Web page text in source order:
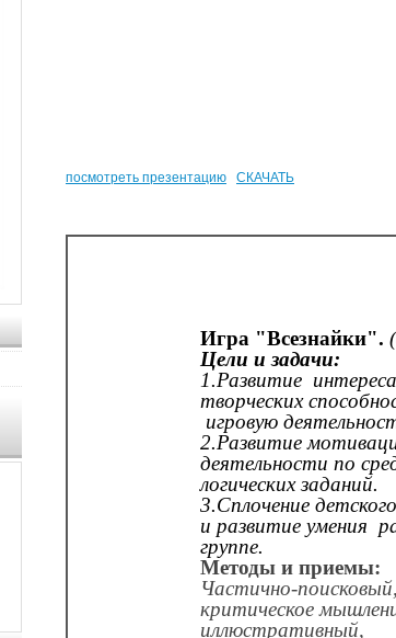
посмотреть презентацию СКАЧАТЬ